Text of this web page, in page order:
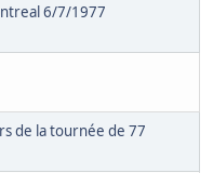
6/7/1977
de la tournée de 77